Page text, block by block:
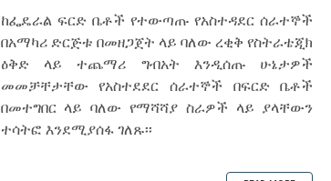
ከፌዴራል ፍርድ ቤቶች የተውጣጡ የአስተዳደር ሰራተኞች
በአማካሪ ድርጅቱ በመዘጋጀት ላይ ባለው ረቂቅ የስትራቴጂክ
ዕቅድ ላይ ተጨማሪ ግብአት እንዲሰጡ ሁኔታዎች
መመቻቸታቸው የአስተደደር ሰራተኞች በፍርድ ቤቶች
በመተግበር ላይ ባለው የማሻሻያ ስራዎች ላይ ያላቸውን
ተሳትፎ እንደሚያሰፋ ገለጹ፡፡